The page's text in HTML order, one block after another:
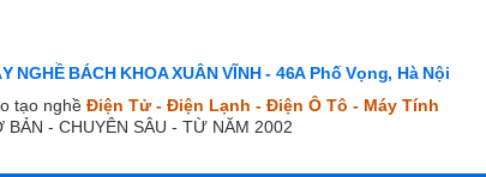
NGHỀ BÁCH KHOA XUÂN VĨNH - 46A Phố Vọng, Hà Nội
tạo nghề Điện Tử - Điện Lạnh - Điện Ô Tô - Máy Tính
BẢN - CHUYÊN SÂU - TỪ NĂM 2002